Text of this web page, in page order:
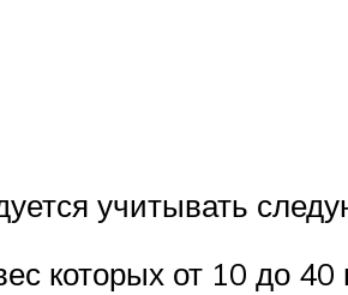
учитывать
которых от 10 до 40